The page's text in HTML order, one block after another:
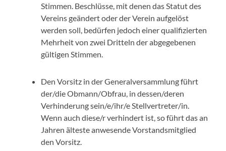
Stimmen. Beschlüsse, mit denen das Statut des
Vereins geändert oder der Verein aufgelöst
werden soll, bedürfen jedoch einer qualifizierten
Mehrheit von zwei Dritteln der abgegebenen
gültigen Stimmen.
Den Vorsitz in der Generalversammlung führt
der/die Obmann/Obfrau, in dessen/deren
Verhinderung sein/e/ihr/e Stellvertreter/in.
Wenn auch diese/r verhindert ist, so führt das an
Jahren älteste anwesende Vorstandsmitglied
den Vorsitz.